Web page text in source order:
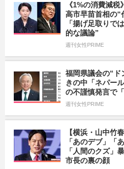
《1%の消費減税
高市早苗首相の“
「揚げ足取りで
的な議論”
週刊女性PRIME
福岡県議会の“ド
きの中「ネパー
の不謹慎発言で
週刊女性PRIME
【横浜・山中竹
「あのデブ」「
「人間のクズ」
市長の裏の顔